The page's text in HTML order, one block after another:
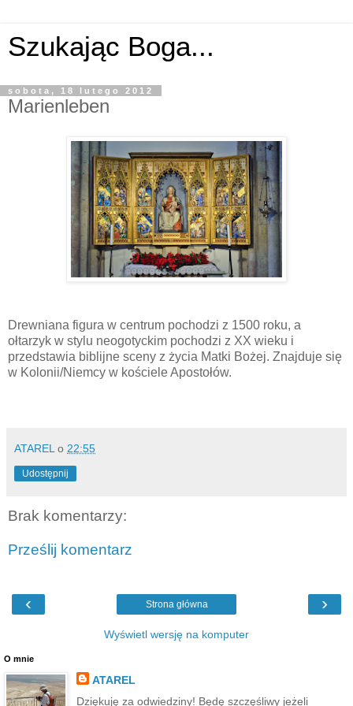
Szukając Boga...
sobota, 18 lutego 2012
Marienleben
Drewniana figura w centrum pochodzi z 1500 roku, a
ołtarzyk w stylu neogotyckim pochodzi z XX wieku i
przedstawia biblijne sceny z życia Matki Bożej. Znajduje się
w Kolonii/Niemcy w kościele Apostołów.
ATAREL o 22:55
Udostępnij
Brak komentarzy:
Prześlij komentarz
‹ ›
Strona główna
Wyświetl wersję na komputer
O mnie
ATAREL
Dziękuję za odwiedziny! Będę szczęśliwy jeżeli